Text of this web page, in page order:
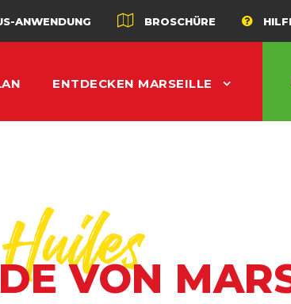
ANWENDUNG BROSCHÜRE
ENTDECKEN MARSEILLE
VON